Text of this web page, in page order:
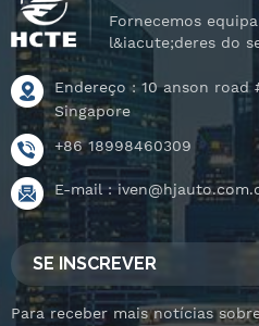
Fornecemos
l&iacute;deres do
Endereço : 10 anson road
Singapore
+86 18998460309
E-mail :
SE INSCREVER
Para receber mais notícias